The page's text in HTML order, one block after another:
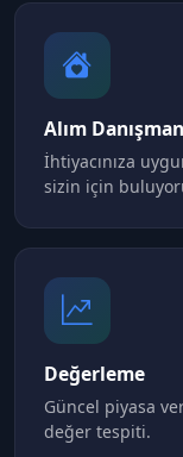
Alım
İhtiyacınıza
sizin için
Değerleme
Güncel piyasa
değer tespiti.